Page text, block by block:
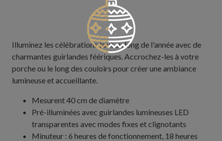
Illuminez les célébrations tout au long de l'année avec de
charmantes guirlandes féériques. Accrochez-les à votre
porche ou le long des couloirs pour créer une ambiance
lumineuse et accueillante.
Mesurent 40 cm de diamètre
Pré-illuminées avec guirlandes lumineuses LED
transparentes avec modes fixes et clignotants
Minuteur : 6 heures de fonctionnement, 18 heures